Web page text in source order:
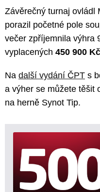
Závěrečný turnaj ovládl
porazil početné pole
večer zpříjemnila výhra
vyplacených 450 900 Kč
Na další vydání ČPT s
a výher se můžete těšit
na herně Synot Tip.